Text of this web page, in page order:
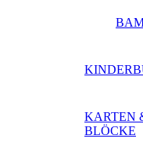
KARTEN
BLÖCKE